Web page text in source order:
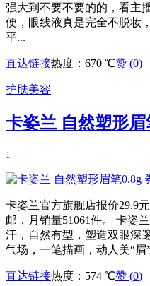
强大到不要不要的的，看主
便，眼线液真是完全不脱妆
平...
直达链接热度：670 ℃赞 (0)
护肤美容
卡姿兰 自然塑形眉
1
卡姿兰官方旗舰店报价29.9
邮，月销量51061件。 卡姿
汗，自然有型，塑造双眼深
气场，一笔描画，动人美“眉”
直达链接热度：574 ℃赞 (0)